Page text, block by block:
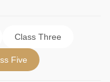
Class Three
Five